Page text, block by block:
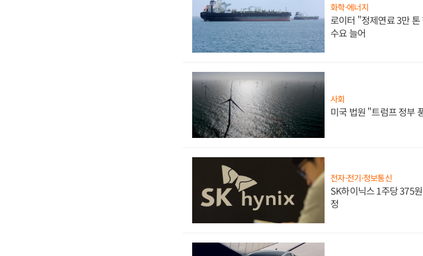
화학·에너지
로이터 "정제연료 3만
수요 늘어
사회
미국 법원 "트럼프 정부
전자·전기·정보통신
SK하이닉스 1주당 375
정